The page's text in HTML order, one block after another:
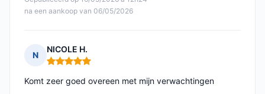
na een aankoop van 06/05/2026
N
NICOLE H.
Opmerking: 5 van 5
Komt zeer goed overeen met mijn verwachtingen